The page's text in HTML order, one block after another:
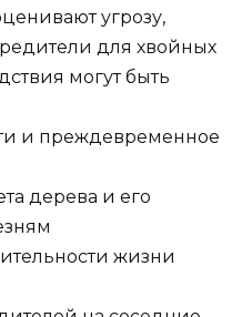
угрозу,
для хвойных
могут быть
и преждевременное
дерева и его
жизни